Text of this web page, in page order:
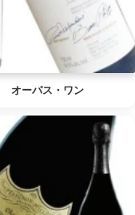
オーパス・ワン